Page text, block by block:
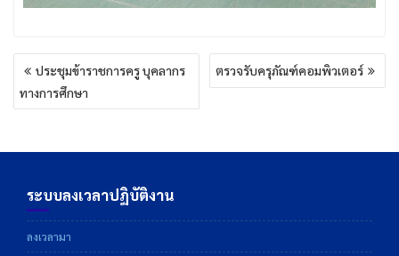
แนะแนว
เรื่องประชุมข้าราชการครู บุคลากร
ทางการศึกษา
ตรวจรับครุภัณฑ์คอมพิวเตอร์
ระบบลงเวลาปฏิบัติงาน
ลงเวลามา